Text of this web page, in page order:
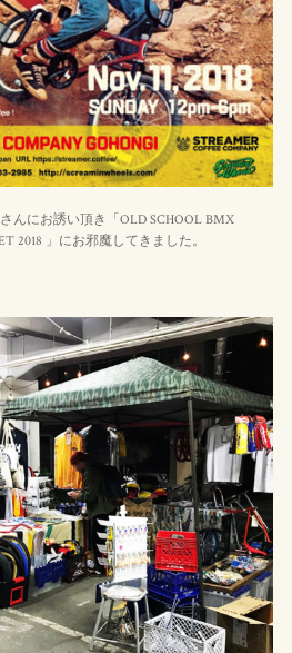
んにお誘い頂き「OLD SCHOOL BMX
2018 」にお邪魔してきました。